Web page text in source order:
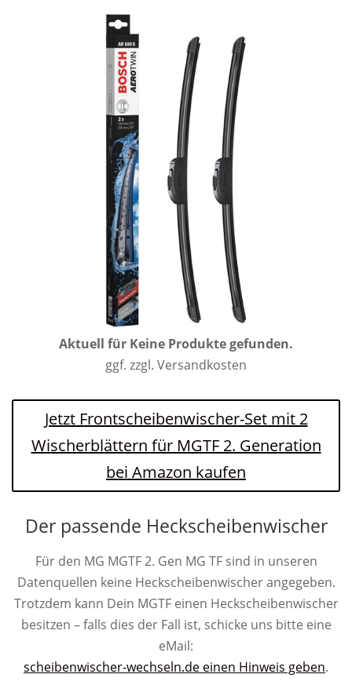
Aktuell für Keine Produkte gefunden.
ggf. zzgl. Versandkosten
Jetzt Frontscheibenwischer-Set mit 2
Wischerblättern für MGTF 2. Generation
bei Amazon kaufen
Der passende Heckscheibenwischer
Für den MG MGTF 2. Gen MG TF sind in unseren
Datenquellen keine Heckscheibenwischer angegeben.
Trotzdem kann Dein MGTF einen Heckscheibenwischer
besitzen – falls dies der Fall ist, schicke uns bitte eine
eMail:
scheibenwischer-wechseln.de einen Hinweis geben.